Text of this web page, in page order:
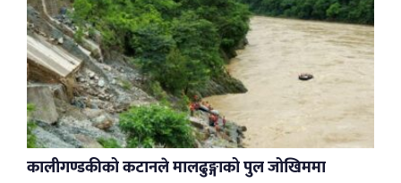
कालीगण्डकीको कटानले मालढुङ्गाको पुल जोखिममा